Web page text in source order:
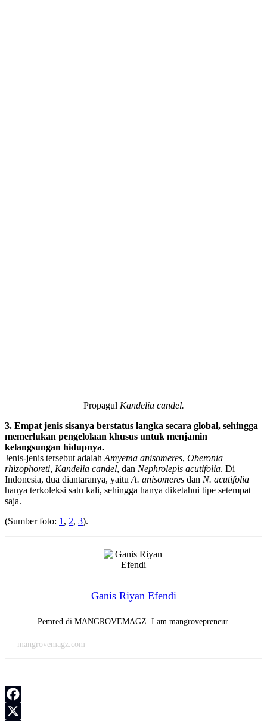
Propagul Kandelia candel.
3. Empat jenis sisanya berstatus langka secara global, sehingga
memerlukan pengelolaan khusus untuk menjamin
kelangsungan hidupnya.
Jenis-jenis tersebut adalah Amyema anisomeres, Oberonia
rhizophoreti, Kandelia candel, dan Nephrolepis acutifolia. Di
Indonesia, dua diantaranya, yaitu A. anisomeres dan N. acutifolia
hanya terkoleksi satu kali, sehingga hanya diketahui tipe setempat
saja.
(Sumber foto: 1 , 2, 3).
Ganis Riyan Efendi
Pemred di MANGROVEMAGZ. I am mangrovepreneur.
mangrovemagz.com
Facebook